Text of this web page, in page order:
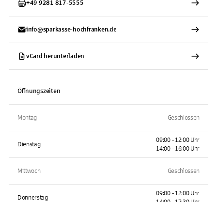
+49 9281 817-5555
info@sparkasse-hochfranken.de
vCard herunterladen
Öffnungszeiten
Montag Geschlossen
Dienstag
09:00 - 12:00 Uhr
14:00 - 16:00 Uhr
Mittwoch Geschlossen
Donnerstag
09:00 - 12:00 Uhr